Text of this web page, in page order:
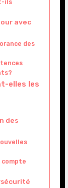
ils
avec
des
elles les
des